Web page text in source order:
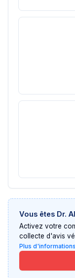
Vous êtes Dr.
Activez votre
collecte d'avis
Plus